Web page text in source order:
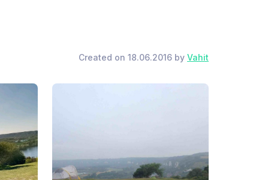
Created on 18.06.2016 by Vahit